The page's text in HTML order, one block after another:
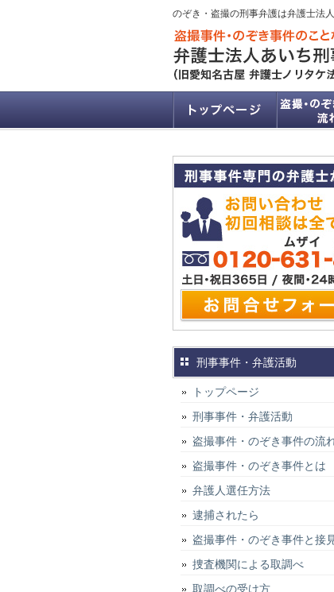
のぞき・盗撮の刑事弁護は弁護士法
刑事事件・弁護活動
トップページ
刑事事件・弁護活動
盗撮事件・のぞき事件の流
盗撮事件・のぞき事件とは
弁護人選任方法
逮捕されたら
盗撮事件・のぞき事件と接
捜査機関による取調べ
取調べの受け方